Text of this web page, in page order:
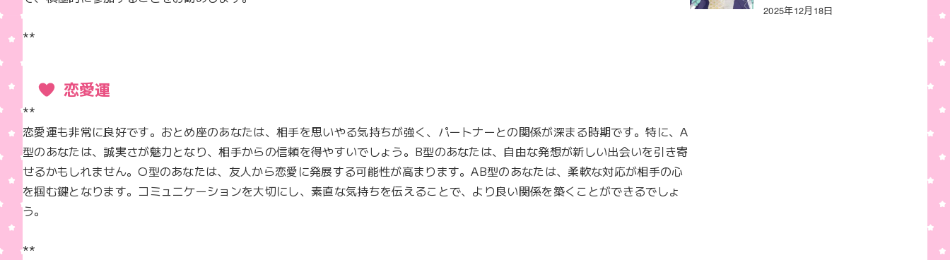
**
恋愛運
**
恋愛運も非常に良好です。おとめ座のあなたは、相手を思いやる気持ちが強く、パートナーとの関係が深まる時期です。特に、A
型のあなたは、誠実さが魅力となり、相手からの信頼を得やすいでしょう。B型のあなたは、自由な発想が新しい出会いを引き寄
せるかもしれません。O型のあなたは、友人から恋愛に発展する可能性が高まります。AB型のあなたは、柔軟な対応が相手の心
を掴む鍵となります。コミュニケーションを大切にし、素直な気持ちを伝えることで、より良い関係を築くことができるでしょ
う。
**
2025年12月18日